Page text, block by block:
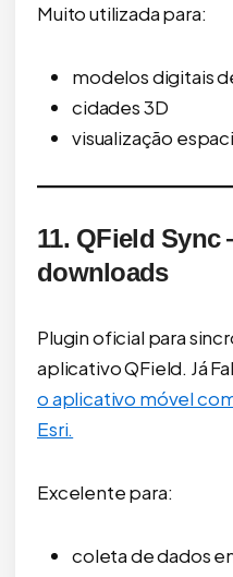
Muito utilizada para:
modelos digitais
cidades 3D
visualização
11. QField
downloads
Plugin oficial para
aplicativo QField. Já
o aplicativo móvel
Esri.
Excelente para:
coleta de dados